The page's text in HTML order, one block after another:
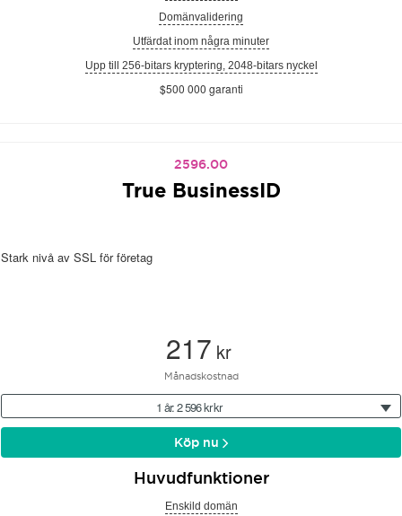
Domänvalidering
Utfärdat inom några minuter
Upp till 256-bitars kryptering, 2048-bitars nyckel
$500 000 garanti
2596.00
True BusinessID
Stark nivå av SSL för företag
217 kr
Månadskostnad
1 år: 2 596 kr kr
Köp nu
Huvudfunktioner
Enskild domän